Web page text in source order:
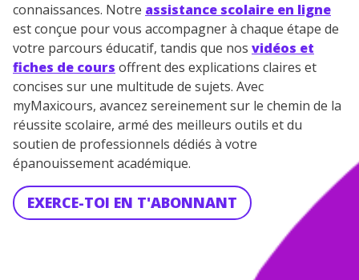
connaissances. Notre assistance scolaire en ligne
est conçue pour vous accompagner à chaque étape de
votre parcours éducatif, tandis que nos vidéos et
fiches de cours offrent des explications claires et
concises sur une multitude de sujets. Avec
myMaxicours, avancez sereinement sur le chemin de la
réussite scolaire, armé des meilleurs outils et du
soutien de professionnels dédiés à votre
épanouissement académique.
EXERCE-TOI EN T'ABONNANT